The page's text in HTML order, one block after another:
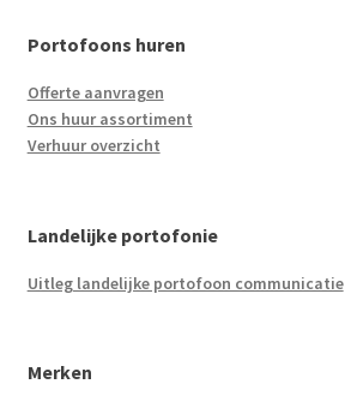
Portofoons huren
Offerte aanvragen
Ons huur assortiment
Verhuur overzicht
Landelijke portofonie
Uitleg landelijke portofoon communicatie
Merken